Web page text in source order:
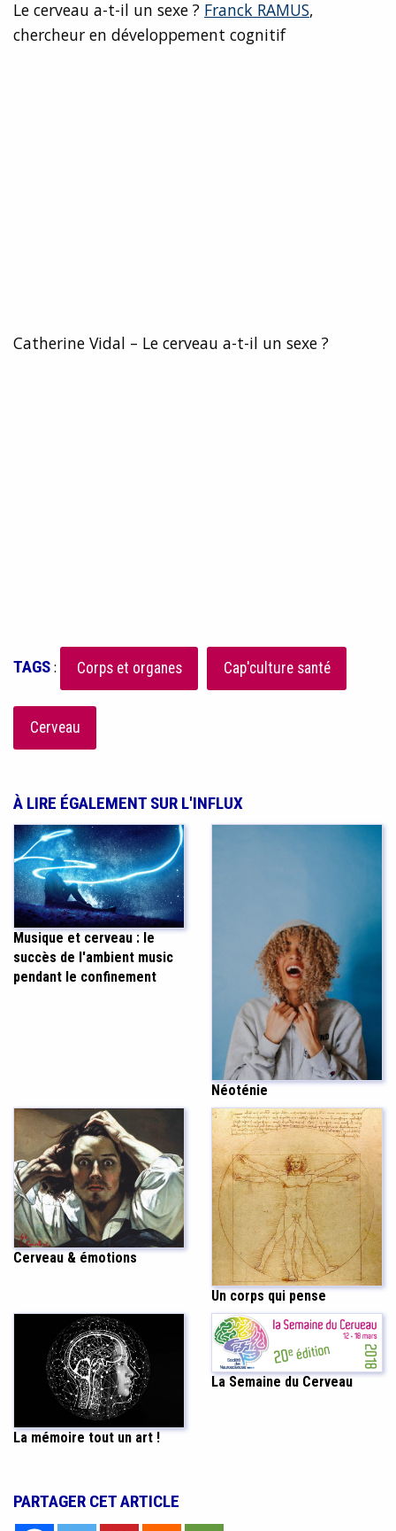
Le cerveau a-t-il un sexe ? Franck RAMUS,
chercheur en développement cognitif
Catherine Vidal – Le cerveau a-t-il un sexe ?
TAGS: Corps et organes Cap'culture santé
Cerveau
À LIRE ÉGALEMENT SUR L'INFLUX
Musique et cerveau : le
succès de l'ambient music
pendant le confinement
Néoténie
Cerveau & émotions
Un corps qui pense
La mémoire tout un art !
La Semaine du Cerveau
PARTAGER CET ARTICLE